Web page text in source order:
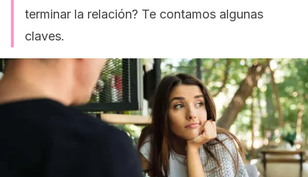
terminar la relación? Te contamos algunas
claves.